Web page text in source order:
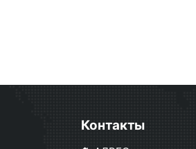
Контакты